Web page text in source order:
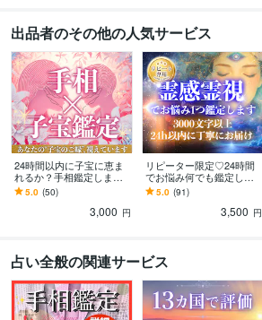
出品者のその他の人気サービス
24時間以内に子宝に恵ま
れるか？手相鑑定します 5
000文字以上で体質とタイ
ミングを丁寧に読み解き
5.0 (50)
3,000 円
リピーター限定♡24時間
でお悩み何でも鑑定しま
す 3000文字以上ボリュー
ム鑑定でお悩みを鑑定い
5.0 (91)
3,500 円
占い全般の関連サービス